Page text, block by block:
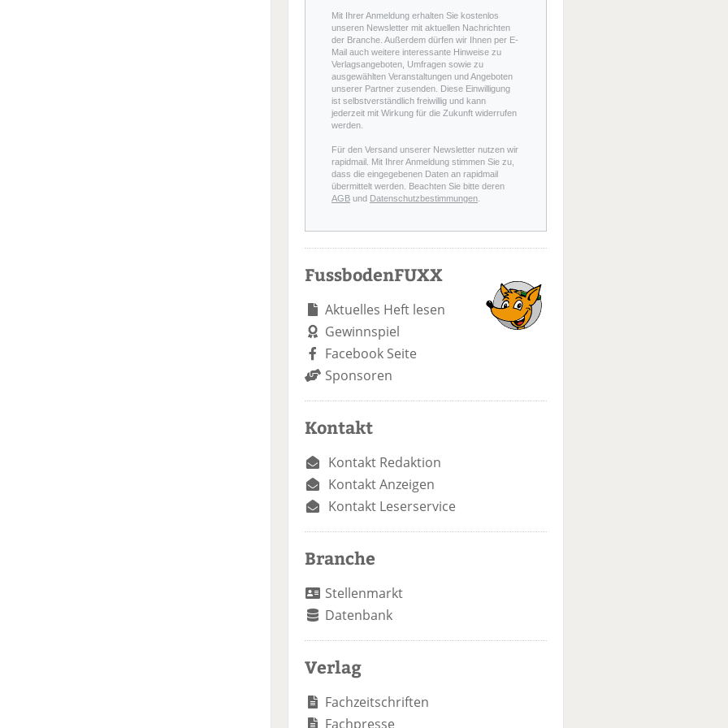
Mit Ihrer Anmeldung erhalten Sie kostenlos
unseren Newsletter mit aktuellen Nachrichten
der Branche. Außerdem dürfen wir Ihnen per E-
Mail auch weitere interessante Hinweise zu
Verlagsangeboten, Umfragen sowie zu
ausgewählten Veranstaltungen und Angeboten
unserer Partner zusenden. Diese Einwilligung
ist selbstverständlich freiwillig und kann
jederzeit mit Wirkung für die Zukunft widerrufen
werden.
Für den Versand unserer Newsletter nutzen wir
rapidmail. Mit Ihrer Anmeldung stimmen Sie zu,
dass die eingegebenen Daten an rapidmail
übermittelt werden. Beachten Sie bitte deren
AGB und Datenschutzbestimmungen.
FussbodenFUXX
Aktuelles Heft lesen
Gewinnspiel
Facebook Seite
Sponsoren
Kontakt
Kontakt Redaktion
Kontakt Anzeigen
Kontakt Leserservice
Branche
Stellenmarkt
Datenbank
Verlag
Fachzeitschriften
Fachpresse